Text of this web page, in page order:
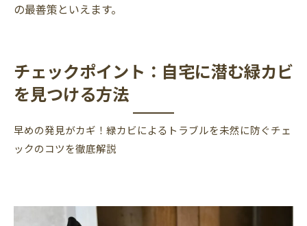
の最善策といえます。
チェックポイント：自宅に潜む緑カビ
を見つける方法
早めの発見がカギ！緑カビによるトラブルを未然に防ぐチェ
ックのコツを徹底解説